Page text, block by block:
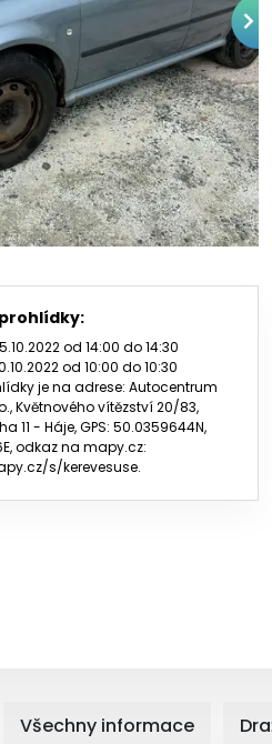
od 14:00 do 14:30
od 10:00 do 10:30
je na adrese: Autocentrum
Květnového vítězství 20/83,
11 - Háje, GPS: 50.0359644N,
odkaz na mapy.cz:
s/kerevesuse.
Všechny informace